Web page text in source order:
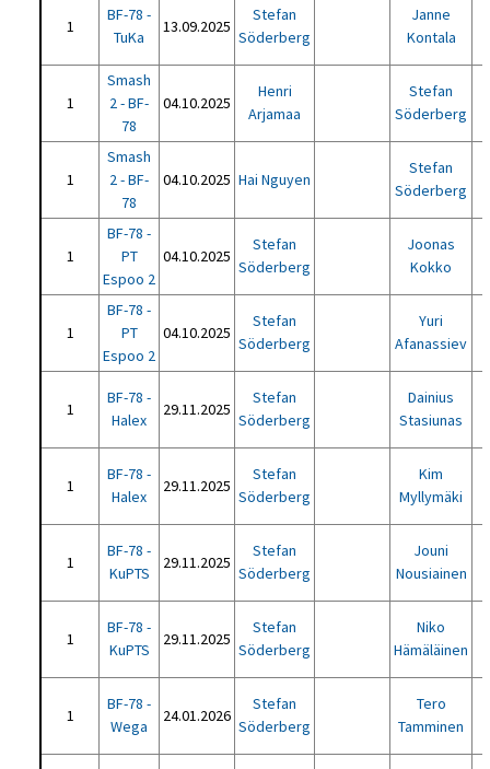
1
BF-78 -
TuKa
13.09.2025
Stefan
Söderberg
Janne
Kontala
1
Smash
2 - BF-
78
04.10.2025
Henri
Arjamaa
Stefan
Söderberg
1
Smash
2 - BF-
78
04.10.2025 Hai Nguyen
Stefan
Söderberg
1
BF-78 -
PT
Espoo 2
04.10.2025
Stefan
Söderberg
Joonas
Kokko
1
BF-78 -
PT
Espoo 2
04.10.2025
Stefan
Söderberg
Yuri
Afanassiev
1
BF-78 -
Halex
29.11.2025
Stefan
Söderberg
Dainius
Stasiunas
1
BF-78 -
Halex
29.11.2025
Stefan
Söderberg
Kim
Myllymäki
1
BF-78 -
KuPTS
29.11.2025
Stefan
Söderberg
Jouni
Nousiainen
1
BF-78 -
KuPTS
29.11.2025
Stefan
Söderberg
Niko
Hämäläinen
1
BF-78 -
Wega
24.01.2026
Stefan
Söderberg
Tero
Tamminen